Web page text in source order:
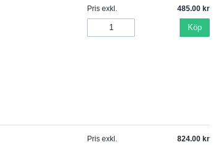
Pris exkl. 485.00
Köp
Pris exkl. 824.00